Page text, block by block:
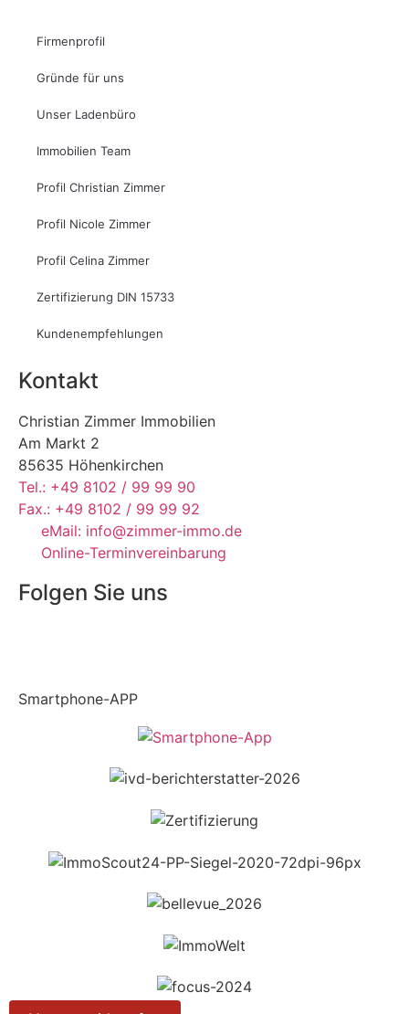
Firmenprofil
Gründe für uns
Unser Ladenbüro
Immobilien Team
Profil Christian Zimmer
Profil Nicole Zimmer
Profil Celina Zimmer
Zertifizierung DIN 15733
Kundenempfehlungen
Kontakt
Christian Zimmer Immobilien
Am Markt 2
85635 Höhenkirchen
Tel.: +49 8102 / 99 99 90
Fax.: +49 8102 / 99 99 92
eMail: info@zimmer-immo.de
Online-Terminvereinbarung
Folgen Sie uns
Smartphone-APP